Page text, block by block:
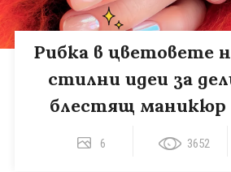
Рибка в цветовете
стилни идеи за
блестящ маникюр
6 3652